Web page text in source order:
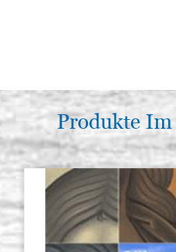
Produkte